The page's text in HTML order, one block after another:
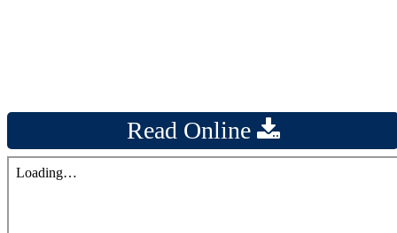
Read Online